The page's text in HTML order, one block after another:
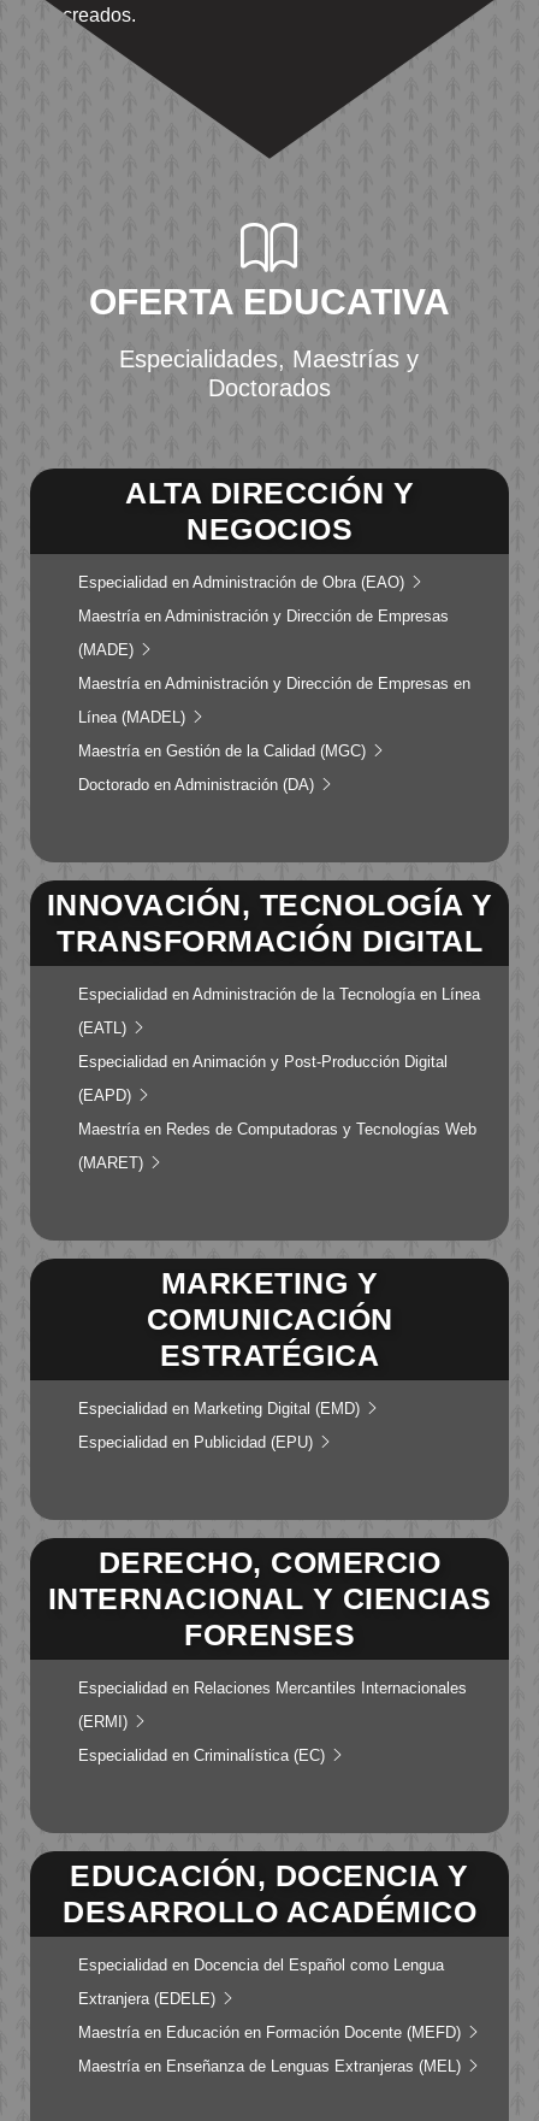
creados.
OFERTA EDUCATIVA
Especialidades, Maestrías y
Doctorados
ALTA DIRECCIÓN Y
NEGOCIOS
Especialidad en Administración de Obra (EAO)
Maestría en Administración y Dirección de Empresas
(MADE)
Maestría en Administración y Dirección de Empresas en
Línea (MADEL)
Maestría en Gestión de la Calidad (MGC)
Doctorado en Administración (DA)
INNOVACIÓN, TECNOLOGÍA Y
TRANSFORMACIÓN DIGITAL
Especialidad en Administración de la Tecnología en Línea
(EATL)
Especialidad en Animación y Post-Producción Digital
(EAPD)
Maestría en Redes de Computadoras y Tecnologías Web
(MARET)
MARKETING Y
COMUNICACIÓN
ESTRATÉGICA
Especialidad en Marketing Digital (EMD)
Especialidad en Publicidad (EPU)
DERECHO, COMERCIO
INTERNACIONAL Y CIENCIAS
FORENSES
Especialidad en Relaciones Mercantiles Internacionales
(ERMI)
Especialidad en Criminalística (EC)
EDUCACIÓN, DOCENCIA Y
DESARROLLO ACADÉMICO
Especialidad en Docencia del Español como Lengua
Extranjera (EDELE)
Maestría en Educación en Formación Docente (MEFD)
Maestría en Enseñanza de Lenguas Extranjeras (MEL)